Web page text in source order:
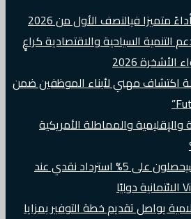
متميزا فيالنصف الأول من 2026
السياحية والاقتصادية كراعٍ
2026
اكتشاف مهني لأبناء الموظفين ضمن
والمماطلة الأمريكية
أكثر من 5000فائز سيحصلون على 5% استرداد نقدي عند
يواصل تقديم خطة التوفير بمزايا